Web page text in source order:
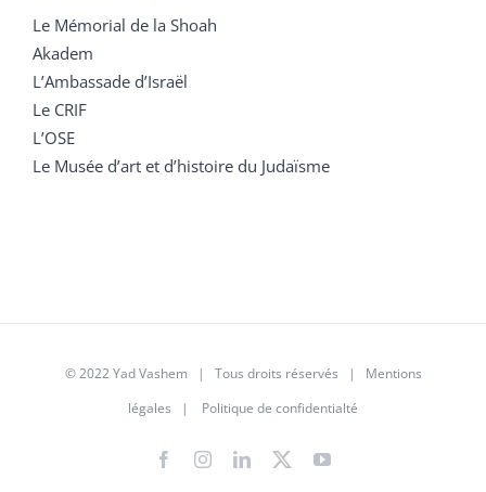
Le Mémorial de la Shoah
Akadem
L’Ambassade d’Israël
Le CRIF
L’OSE
Le Musée d’art et d’histoire du Judaïsme
© 2022 Yad Vashem | Tous droits réservés | Mentions
légales | Politique de confidentialté
FacebookInstagramLinkedIn
X YouTube